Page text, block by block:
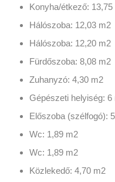
Konyha/étkező: 13,75
Hálószoba: 12,03 m2
Hálószoba: 12,20 m2
Fürdőszoba: 8,08 m2
Zuhanyzó: 4,30 m2
Gépészeti helyiség: 6
Előszoba (szélfogó):
Wc: 1,89 m2
Wc: 1,89 m2
Közlekedő: 4,70 m2